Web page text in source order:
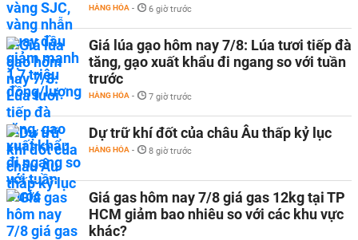
HÀNG HÓA - 6 giờ trước
Giá lúa gạo hôm nay 7/8: Lúa tươi tiếp đà
tăng, gạo xuất khẩu đi ngang so với tuần
trước
HÀNG HÓA - 7 giờ trước
Dự trữ khí đốt của châu Âu thấp kỷ lục
HÀNG HÓA - 8 giờ trước
Giá gas hôm nay 7/8 giá gas 12kg tại TP
HCM giảm bao nhiêu so với các khu vực
khác?